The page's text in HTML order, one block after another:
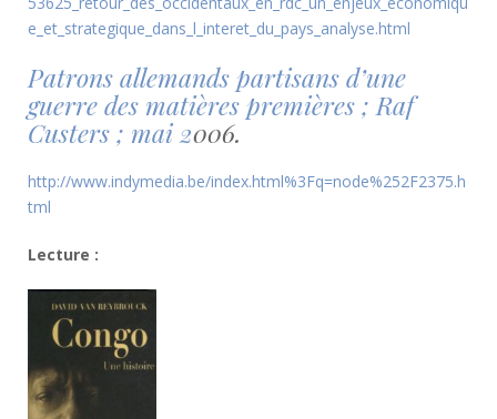
e_et_strategique_dans_l_interet_du_pays_analyse.html
Patrons allemands partisans d’une
guerre des matières premières ; Raf
Custers ; mai 2006.
http://www.indymedia.be/index.html%3Fq=node%252F2375.h
tml
Lecture :